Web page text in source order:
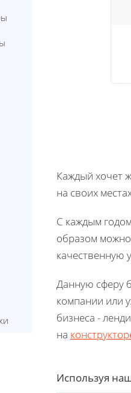
Каждый хочет
на своих
С каждым
образом
качественную
Данную сферу
компании или
бизнеса -
на
Используя